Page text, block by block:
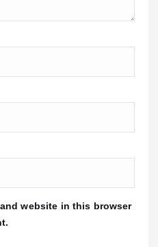
website in this browser